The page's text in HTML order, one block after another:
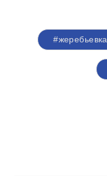
#жеребьевка